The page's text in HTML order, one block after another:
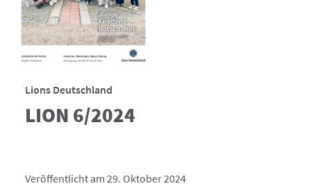
Lions Deutschland
LION 6/2024
Veröffentlicht am 29. Oktober 2024